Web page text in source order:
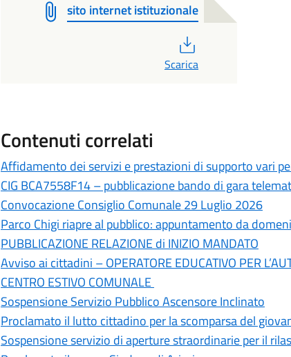
sito internet istituzionale
Scarica
Contenuti correlati
Affidamento dei servizi e prestazioni di supporto vari
CIG BCA7558F14 – pubblicazione bando di gara
Convocazione Consiglio Comunale 29 Luglio 2026
Parco Chigi riapre al pubblico: appuntamento da
PUBBLICAZIONE RELAZIONE di INIZIO MANDATO
Avviso ai cittadini – OPERATORE EDUCATIVO PER
CENTRO ESTIVO COMUNALE
Sospensione Servizio Pubblico Ascensore Inclinato
Proclamato il lutto cittadino per la scomparsa del
Sospensione servizio di aperture straordinarie per il